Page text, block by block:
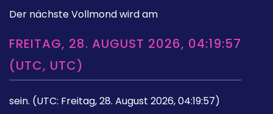
Der nächste Vollmond wird am
FREITAG, 28. AUGUST 2026, 04:19:57
(UTC, UTC)
sein. (UTC: Freitag, 28. August 2026, 04:19:57)